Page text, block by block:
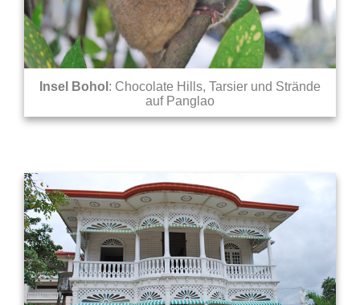
Insel Bohol : Chocolate Hills, Tarsier und Strände
auf Panglao